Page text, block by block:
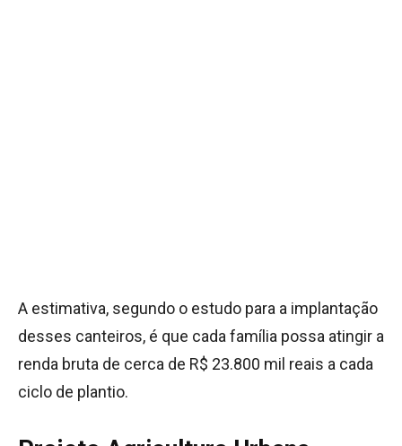
A estimativa, segundo o estudo para a implantação
desses canteiros, é que cada família possa atingir a
renda bruta de cerca de R$ 23.800 mil reais a cada
ciclo de plantio.